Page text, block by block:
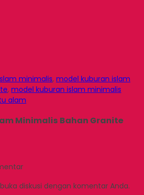
minimalis, model kuburan islam
, model kuburan islam minimalis
alam
Minimalis Bahan Granite
diskusi dengan komentar Anda.